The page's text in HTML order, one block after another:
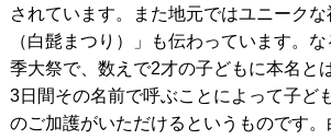
されています。また地元ではユニークな
（白髭まつり）」も伝わっています。
季大祭で、数えで2才の子どもに本名と
3日間その名前で呼ぶことによって子ど
のご加護がいただけるというものです